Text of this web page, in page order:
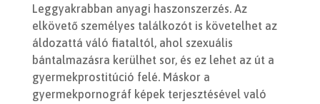
Leggyakrabban anyagi haszonszerzés. Az
elkövető személyes találkozót is követelhet az
áldozattá váló fiataltól, ahol szexuális
bántalmazásra kerülhet sor, és ez lehet az út a
gyermekprostitúció felé. Máskor a
gyermekpornográf képek terjesztésével való